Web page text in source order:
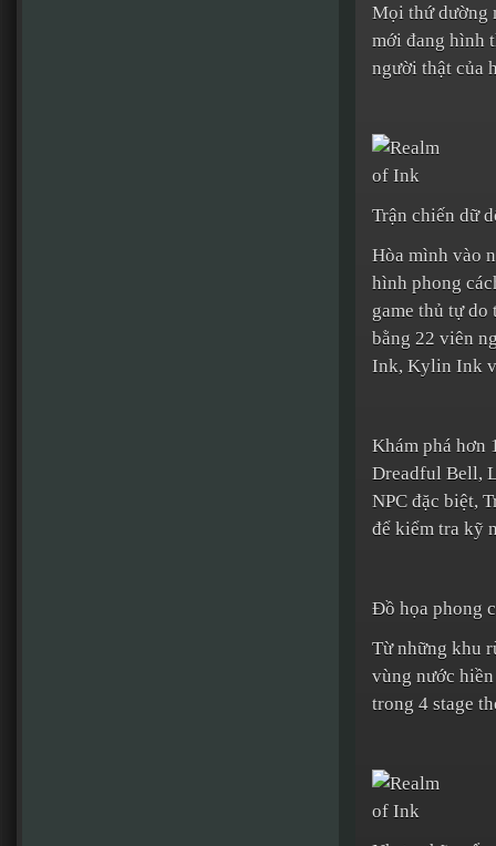
Mọi thứ dường
mới đang hình
người thật của
Trận chiến dữ
Hòa mình vào
hình phong
game thủ tự
bằng 22 viên
Ink, Kylin Ink
Khám phá hơn
Dreadful Bell,
NPC đặc biệt,
để kiểm tra kỹ
Đồ họa phong
Từ những khu
vùng nước
trong 4 stage